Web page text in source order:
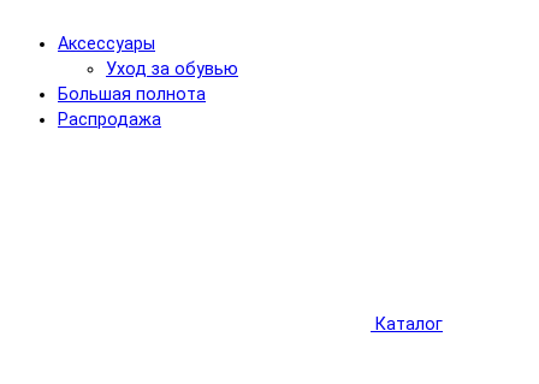
Аксессуары
Уход за обувью
Большая полнота
Распродажа
Каталог